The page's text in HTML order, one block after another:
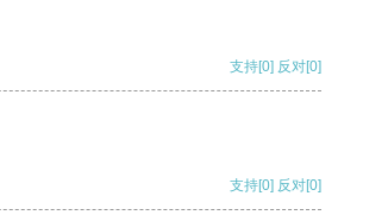
支持[0] 反对[0]
支持[0] 反对[0]